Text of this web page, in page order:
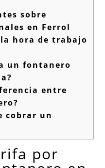
sobre
en Ferrol
hora de trabajo
un fontanero
entre
cobrar un
por